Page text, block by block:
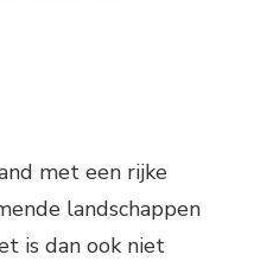
met een rijke
landschappen
is dan ook niet